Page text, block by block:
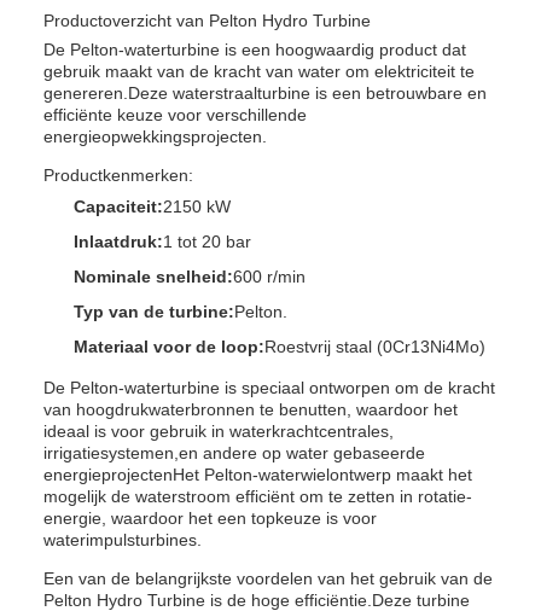
Productoverzicht van Pelton Hydro Turbine
De Pelton-waterturbine is een hoogwaardig product dat
gebruik maakt van de kracht van water om elektriciteit te
genereren.Deze waterstraalturbine is een betrouwbare en
efficiënte keuze voor verschillende
energieopwekkingsprojecten.
Productkenmerken:
Capaciteit:2150 kW
Inlaatdruk:1 tot 20 bar
Nominale snelheid:600 r/min
Typ van de turbine:Pelton.
Materiaal voor de loop:Roestvrij staal (0Cr13Ni4Mo)
De Pelton-waterturbine is speciaal ontworpen om de kracht
van hoogdrukwaterbronnen te benutten, waardoor het
ideaal is voor gebruik in waterkrachtcentrales,
irrigatiesystemen,en andere op water gebaseerde
energieprojectenHet Pelton-waterwielontwerp maakt het
mogelijk de waterstroom efficiënt om te zetten in rotatie-
energie, waardoor het een topkeuze is voor
waterimpulsturbines.
Een van de belangrijkste voordelen van het gebruik van de
Pelton Hydro Turbine is de hoge efficiëntie.Deze turbine